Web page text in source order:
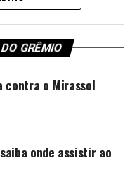
doImortal
e Carlos Vinícius
o City Torque — a
no departamento
Pérez se recuperaram
disposição.
Brasileirão: Onde
GRÊMIO
contra o Mirassol
onde assistir ao